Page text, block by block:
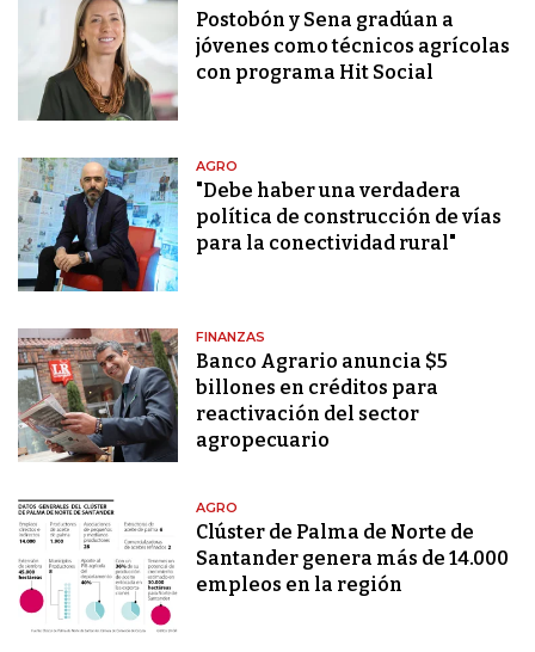
Postobón y Sena gradúan a
jóvenes como técnicos agrícolas
con programa Hit Social
AGRO
"Debe haber una verdadera
política de construcción de vías
para la conectividad rural"
FINANZAS
Banco Agrario anuncia $5
billones en créditos para
reactivación del sector
agropecuario
AGRO
Clúster de Palma de Norte de
Santander genera más de 14.000
empleos en la región